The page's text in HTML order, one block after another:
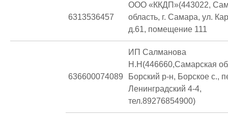
6313536457
ООО «ККДП»(443022,
область, г. Самара, ул.
д.61, помещение 111
636600074089
ИП Салманова
Н.Н(446660,Самарская
Борский р-н, Борское с.,
Ленинградский 4-4,
тел.89276854900)